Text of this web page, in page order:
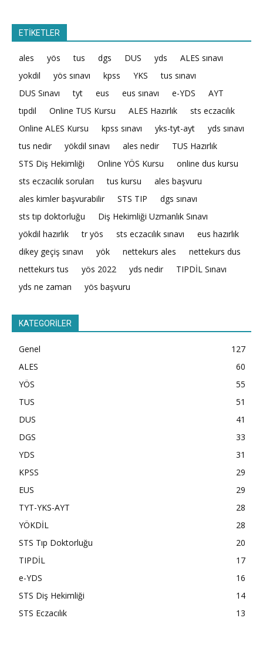
ETİKETLER
ales yös tus dgs DUS yds
ALES sınavı
yokdil
yös sınavı kpss YKS
tus sınavı
DUS Sınavı
tyt eus eus sınavı e-YDS
AYT
tıpdil
Online TUS Kursu ALES Hazırlık
sts eczacılık
Online ALES Kursu
kpss sınavı yks-tyt-ayt
yds sınavı
tus nedir
yökdil sınavı ales nedir
TUS Hazırlık
STS Diş Hekimliği
Online YÖS Kursu
online dus kursu
sts eczacılık soruları
tus kursu
ales başvuru
ales kimler başvurabilir
STS TIP
dgs sınavı
sts tıp doktorluğu
Diş Hekimliği Uzmanlık Sınavı
yökdil hazırlık
tr yös sts eczacılık sınavı
eus hazırlık
dikey geçiş sınavı
yök nettekurs ales
nettekurs dus
nettekurs tus
yös 2022 yds nedir
TIPDİL Sınavı
yds ne zaman
yös başvuru
KATEGORİLER
Genel
127
ALES
60
YÖS
55
TUS
51
DUS
41
DGS
33
YDS
31
KPSS
29
EUS
29
TYT-YKS-AYT
28
YÖKDİL
28
STS Tıp Doktorluğu
20
TIPDİL
17
e-YDS
16
STS Diş Hekimliği
14
STS Eczacılık
13